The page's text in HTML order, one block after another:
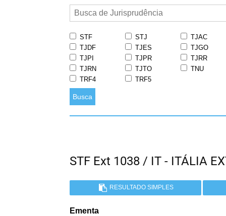
STF STJ TJAC
TJDF
TJES TJGO
TJPI
TJPR TJRR
TJRN
TJTO TNU
TRF4
TRF5
Busca
STF Ext 1038 / IT - ITÁLIA
RESULTADO SIMPLES
Ementa